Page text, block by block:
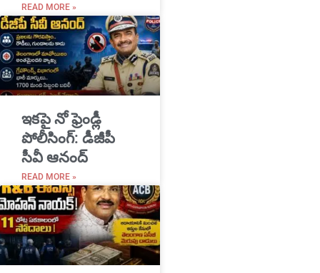
READ MORE »
ఇకపై నో ఫ్రెండ్లీ
పోలీసింగ్: డీజీపీ
సీవీ ఆనంద్
READ MORE »